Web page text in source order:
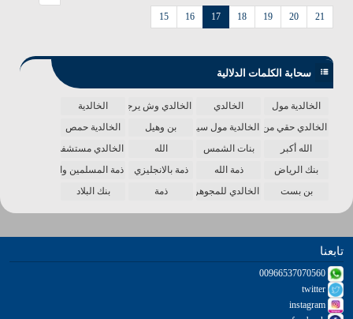
15 16 17 18 19 20 21
سحابة الكلمات الدلالية
الخالدية مول الخالدي الخالدي وش يرجع
الخالدية
الخالدي حقي من الدنياالخالدية مول سينما بن وهيل
الخالدية حمص
الله أكبر
بنات الشمس الله
الخالدي مستشفى
بنك الرياض
ذمة الله ذمة بالانجليزي
ذمة المسلمين واحدة
بن بست
الخالدي للمجوهرات ذمة بنك البلاد
تابعنا